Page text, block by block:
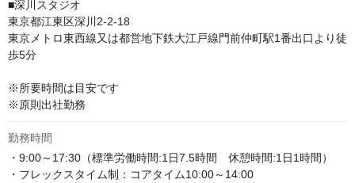
■深川スタジオ
東京都江東区深川2-2-18
東京メトロ東西線又は都営地下鉄大江戸線門前仲町駅1番出口より徒
歩5分
※所要時間は目安です
※原則出社勤務
勤務時間
・9:00～17:30（標準労働時間:1日7.5時間　休憩時間:1日1時間）
・フレックスタイム制：コアタイム10:00～14:00